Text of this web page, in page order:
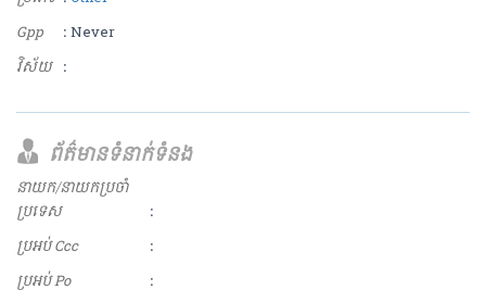
Gpp
: Never
វិស័យ :
ព័ត៌មានទំនាក់ទំនង
នាយក/នាយកប្រចាំ
ប្រទេស
:
ប្រអប់ Ccc
:
ប្រអប់ Po
: